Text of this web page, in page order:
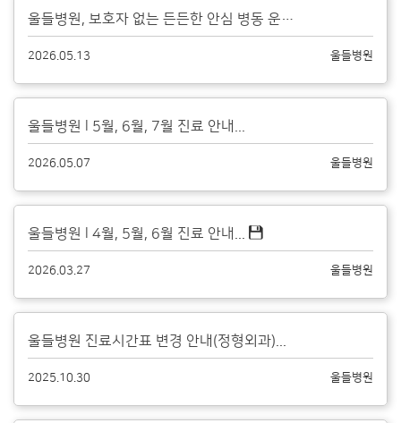
울들병원, 보호자 없는 든든한 안심 병동 운영 안내...
울들병원
2026.05.13
울들병원 l 5월, 6월, 7월 진료 안내...
울들병원
2026.05.07
울들병원 l 4월, 5월, 6월 진료 안내...
울들병원
2026.03.27
울들병원 진료시간표 변경 안내(정형외과)...
울들병원
2025.10.30